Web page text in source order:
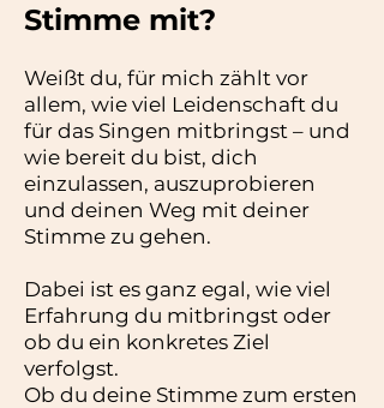
Stimme mit?
Weißt du, für mich zählt vor
allem, wie viel Leidenschaft du
für das Singen mitbringst – und
wie bereit du bist, dich
einzulassen, auszuprobieren
und deinen Weg mit deiner
Stimme zu gehen.
Dabei ist es ganz egal, wie viel
Erfahrung du mitbringst oder
ob du ein konkretes Ziel
verfolgst.
Ob du deine Stimme zum ersten